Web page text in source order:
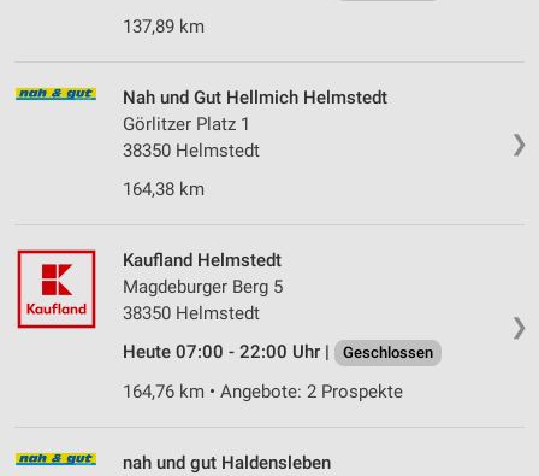
137,89 km
❯
Nah und Gut Hellmich Helmstedt
Görlitzer Platz 1
38350 Helmstedt
164,38 km
❯
Kaufland Helmstedt
Magdeburger Berg 5
38350 Helmstedt
Heute 07:00 - 22:00 Uhr |
Geschlossen
164,76 km • Angebote: 2 Prospekte
nah und gut Haldensleben